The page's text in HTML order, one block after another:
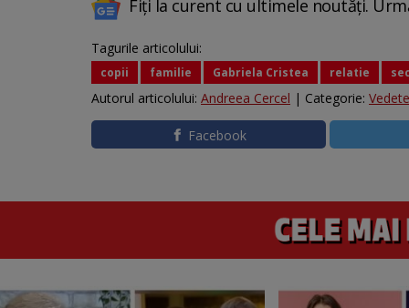
Fiți la curent cu ultimele noutăți.
Tagurile articolului:
copii familie Gabriela Cristea relatie
Autorul articolului: Andreea Cercel | Categorie: Vedete
Facebook